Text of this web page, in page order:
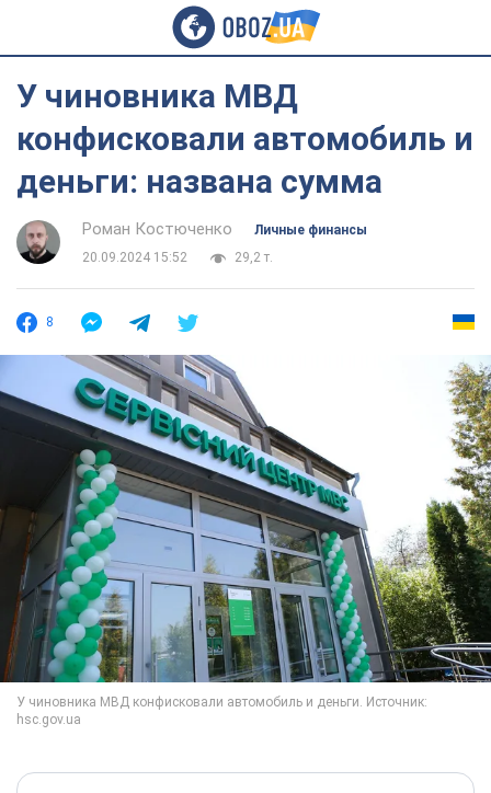
У чиновника МВД
конфисковали автомобиль и
деньги: названа сумма
Роман Костюченко
Личные финансы
20.09.2024 15:52
29,2 т.
8